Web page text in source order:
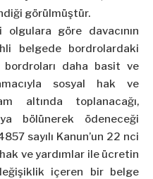
görülmüştür.
göre davacının
belgede bordrolardaki
bordroları daha basit ve
sosyal hak ve
altında toplanacağı,
bölünerek ödeneceği
sayılı Kanun’un 22 nci
ve yardımlar ile ücretin
içeren bir belge